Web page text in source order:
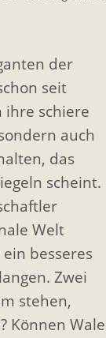
der
seit
schiere
auch
das
scheint.
Welt
besseres
Zwei
stehen,
Können Wale